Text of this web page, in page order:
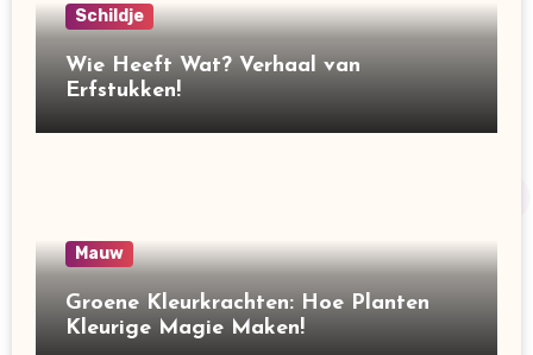
Schildje
Wie Heeft Wat? Verhaal van
Erfstukken!
Mauw
Groene Kleurkrachten: Hoe Planten
Kleurige Magie Maken!